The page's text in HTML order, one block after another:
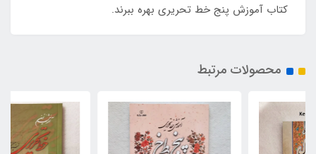
کتاب آموزش پنج خط تحریری بهره ببرند.
محصولات مرتبط